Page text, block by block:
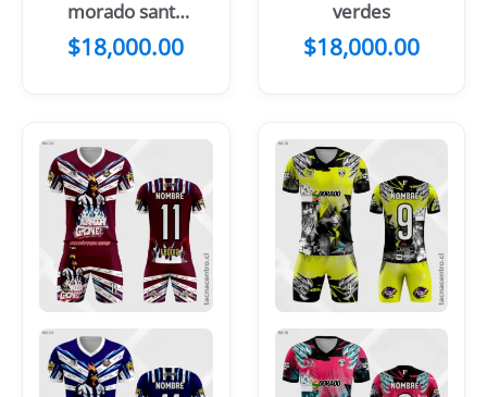
morado santa
rosa
$18,000.00
verdes
$18,000.00